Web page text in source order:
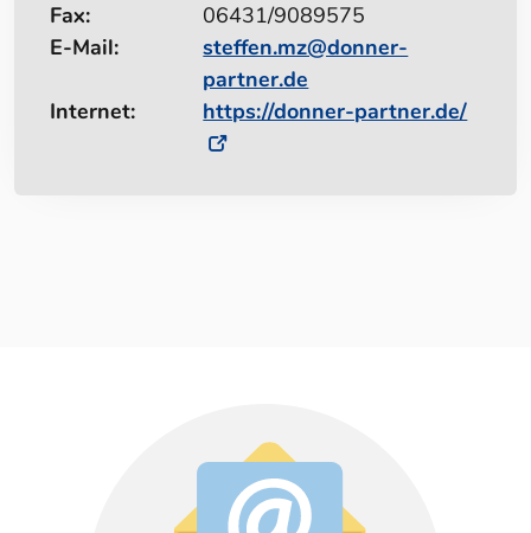
Fax:
06431/9089575
E-Mail:
steffen.mz@donner-
partner.de
Internet:
https://donner-partner.de/